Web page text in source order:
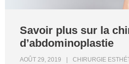
Savoir plus sur la
d’abdominoplastie
AOÛT 29, 2019 CHIRURGIE